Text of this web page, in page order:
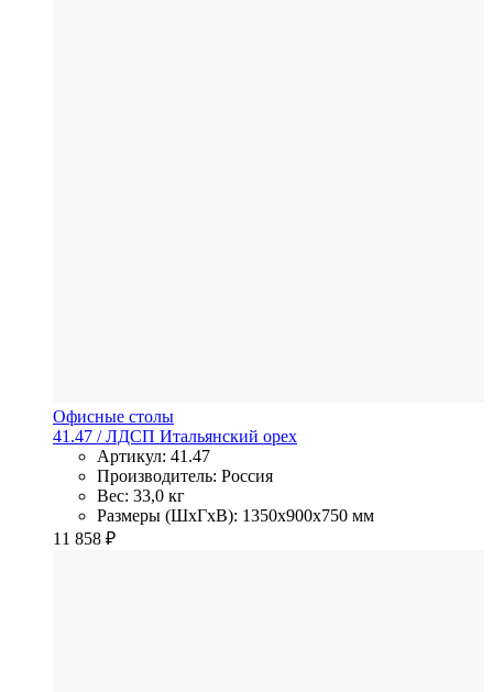
Офисные столы
41.47 / ЛДСП Итальянский орех
Артикул: 41.47
Производитель: Россия
Вес: 33,0 кг
Размеры (ШхГхВ): 1350x900x750 мм
11 858 ₽